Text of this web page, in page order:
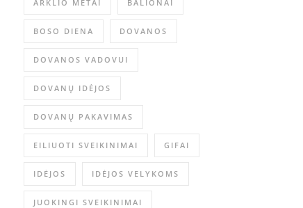
ARKLIO METAI BALIONAI
BOSO DIENA DOVANOS
DOVANOS VADOVUI
DOVANŲ IDĖJOS
DOVANŲ PAKAVIMAS
EILIUOTI SVEIKINIMAI GIFAI
IDĖJOS IDĖJOS VELYKOMS
JUOKINGI SVEIKINIMAI